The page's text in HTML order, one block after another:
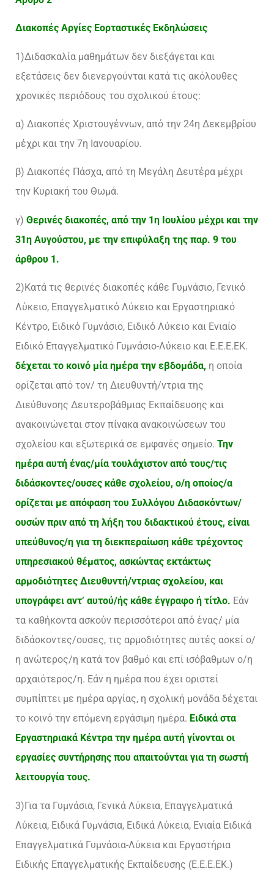
Διακοπές Αργίες Εορταστικές Εκδηλώσεις
1)Διδασκαλία μαθημάτων δεν διεξάγεται και
εξετάσεις δεν διενεργούνται κατά τις ακόλουθες
χρονικές περιόδους του σχολικού έτους:
α) Διακοπές Χριστουγέννων, από την 24η Δεκεμβρίου
μέχρι και την 7η Ιανουαρίου.
β) Διακοπές Πάσχα, από τη Μεγάλη Δευτέρα μέχρι
την Κυριακή του Θωμά.
γ) Θερινές διακοπές, από την 1η Ιουλίου μέχρι και την
31η Αυγούστου, με την επιφύλαξη της παρ. 9 του
άρθρου 1.
2)Κατά τις θερινές διακοπές κάθε Γυμνάσιο, Γενικό
Λύκειο, Επαγγελματικό Λύκειο και Εργαστηριακό
Κέντρο, Ειδικό Γυμνάσιο, Ειδικό Λύκειο και Ενιαίο
Ειδικό Επαγγελματικό Γυμνάσιο-Λύκειο και Ε.Ε.Ε.ΕΚ.
δέχεται το κοινό μία ημέρα την εβδομάδα, η οποία
ορίζεται από τον/ τη Διευθυντή/ντρια της
Διεύθυνσης Δευτεροβάθμιας Εκπαίδευσης και
ανακοινώνεται στον πίνακα ανακοινώσεων του
σχολείου και εξωτερικά σε εμφανές σημείο. Την
ημέρα αυτή ένας/μία τουλάχιστον από τους/τις
διδάσκοντες/ουσες κάθε σχολείου, ο/η οποίος/α
ορίζεται με απόφαση του Συλλόγου Διδασκόντων/
ουσών πριν από τη λήξη του διδακτικού έτους, είναι
υπεύθυνος/η για τη διεκπεραίωση κάθε τρέχοντος
υπηρεσιακού θέματος, ασκώντας εκτάκτως
αρμοδιότητες Διευθυντή/ντριας σχολείου, και
υπογράφει αντ’ αυτού/ής κάθε έγγραφο ή τίτλο. Εάν
τα καθήκοντα ασκούν περισσότεροι από ένας/ μία
διδάσκοντες/ουσες, τις αρμοδιότητες αυτές ασκεί ο/
η ανώτερος/η κατά τον βαθμό και επί ισόβαθμων ο/η
αρχαιότερος/η. Εάν η ημέρα που έχει οριστεί
συμπίπτει με ημέρα αργίας, η σχολική μονάδα δέχεται
το κοινό την επόμενη εργάσιμη ημέρα. Ειδικά στα
Εργαστηριακά Κέντρα την ημέρα αυτή γίνονται οι
εργασίες συντήρησης που απαιτούνται για τη σωστή
λειτουργία τους.
3)Για τα Γυμνάσια, Γενικά Λύκεια, Επαγγελματικά
Λύκεια, Ειδικά Γυμνάσια, Ειδικά Λύκεια, Ενιαία Ειδικά
Επαγγελματικά Γυμνάσια-Λύκεια και Εργαστήρια
Ειδικής Επαγγελματικής Εκπαίδευσης (Ε.Ε.Ε.ΕΚ.)